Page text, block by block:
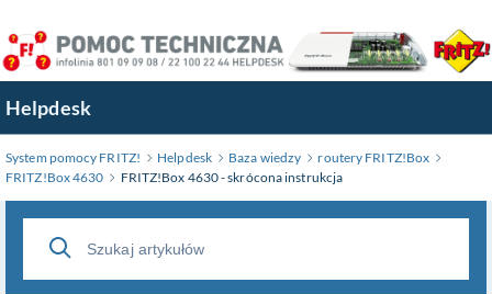
do
treści
Helpdesk
System pomocy FRITZ! Helpdesk Baza wiedzy
routery FRITZ!Box
FRITZ!Box 4630
FRITZ!Box 4630 - skrócona instrukcja